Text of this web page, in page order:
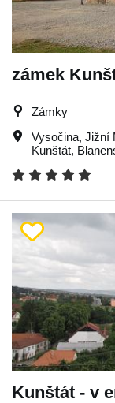
zámek
Zámky
Vysočina, Jižní
Kunštát,
Kunštát - v